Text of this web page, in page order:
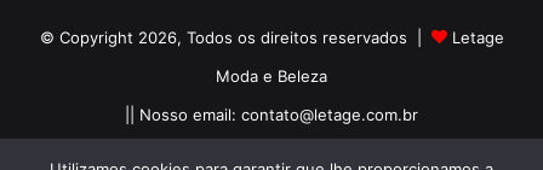
© Copyright 2026, Todos os direitos reservados |
Letage
Moda e Beleza
|| Nosso email: contato@letage.com.br